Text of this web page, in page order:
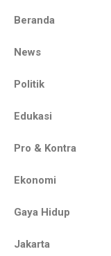
Beranda
News
Politik
Edukasi
Pro & Kontra
Ekonomi
Gaya Hidup
Jakarta